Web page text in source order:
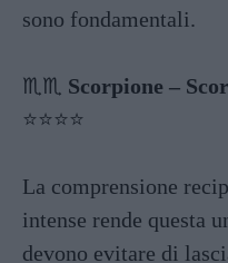
sono fondamentali.
♏️♏️ Scorpione –
⭐️⭐️⭐️⭐️
La comprensione
intense rende questa
devono evitare di